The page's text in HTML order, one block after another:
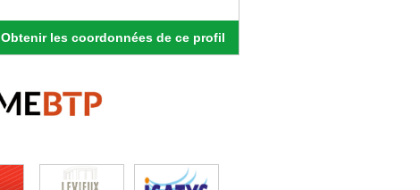
Obtenir les coordonnées de ce profil